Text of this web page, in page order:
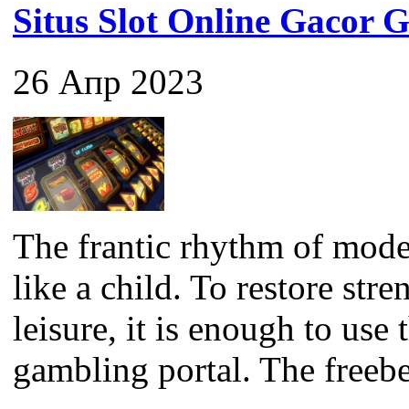
Situs Slot Online Gacor
26 Апр 2023
The frantic rhythm of
like a child. To restore
leisure, it is enough to use
gambling portal. The